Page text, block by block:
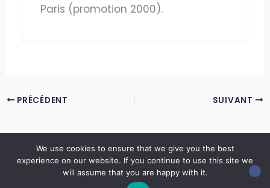
Paris (promotion 2000).
PRÉCÉDENT SUIVANT
Copyright © 2026 LES ANNALES DES MINES | Powered byThème WordPress Astra
We use cookies to ensure that we give you the best
experience on our website. If you continue to use this site we
will assume that you are happy with it.